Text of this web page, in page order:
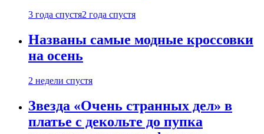
3 года спустя2 года спустя
Названы самые модные кроссовки
на осень
2 недели спустя
Звезда «Очень странных дел» в
платье с декольте до пупка